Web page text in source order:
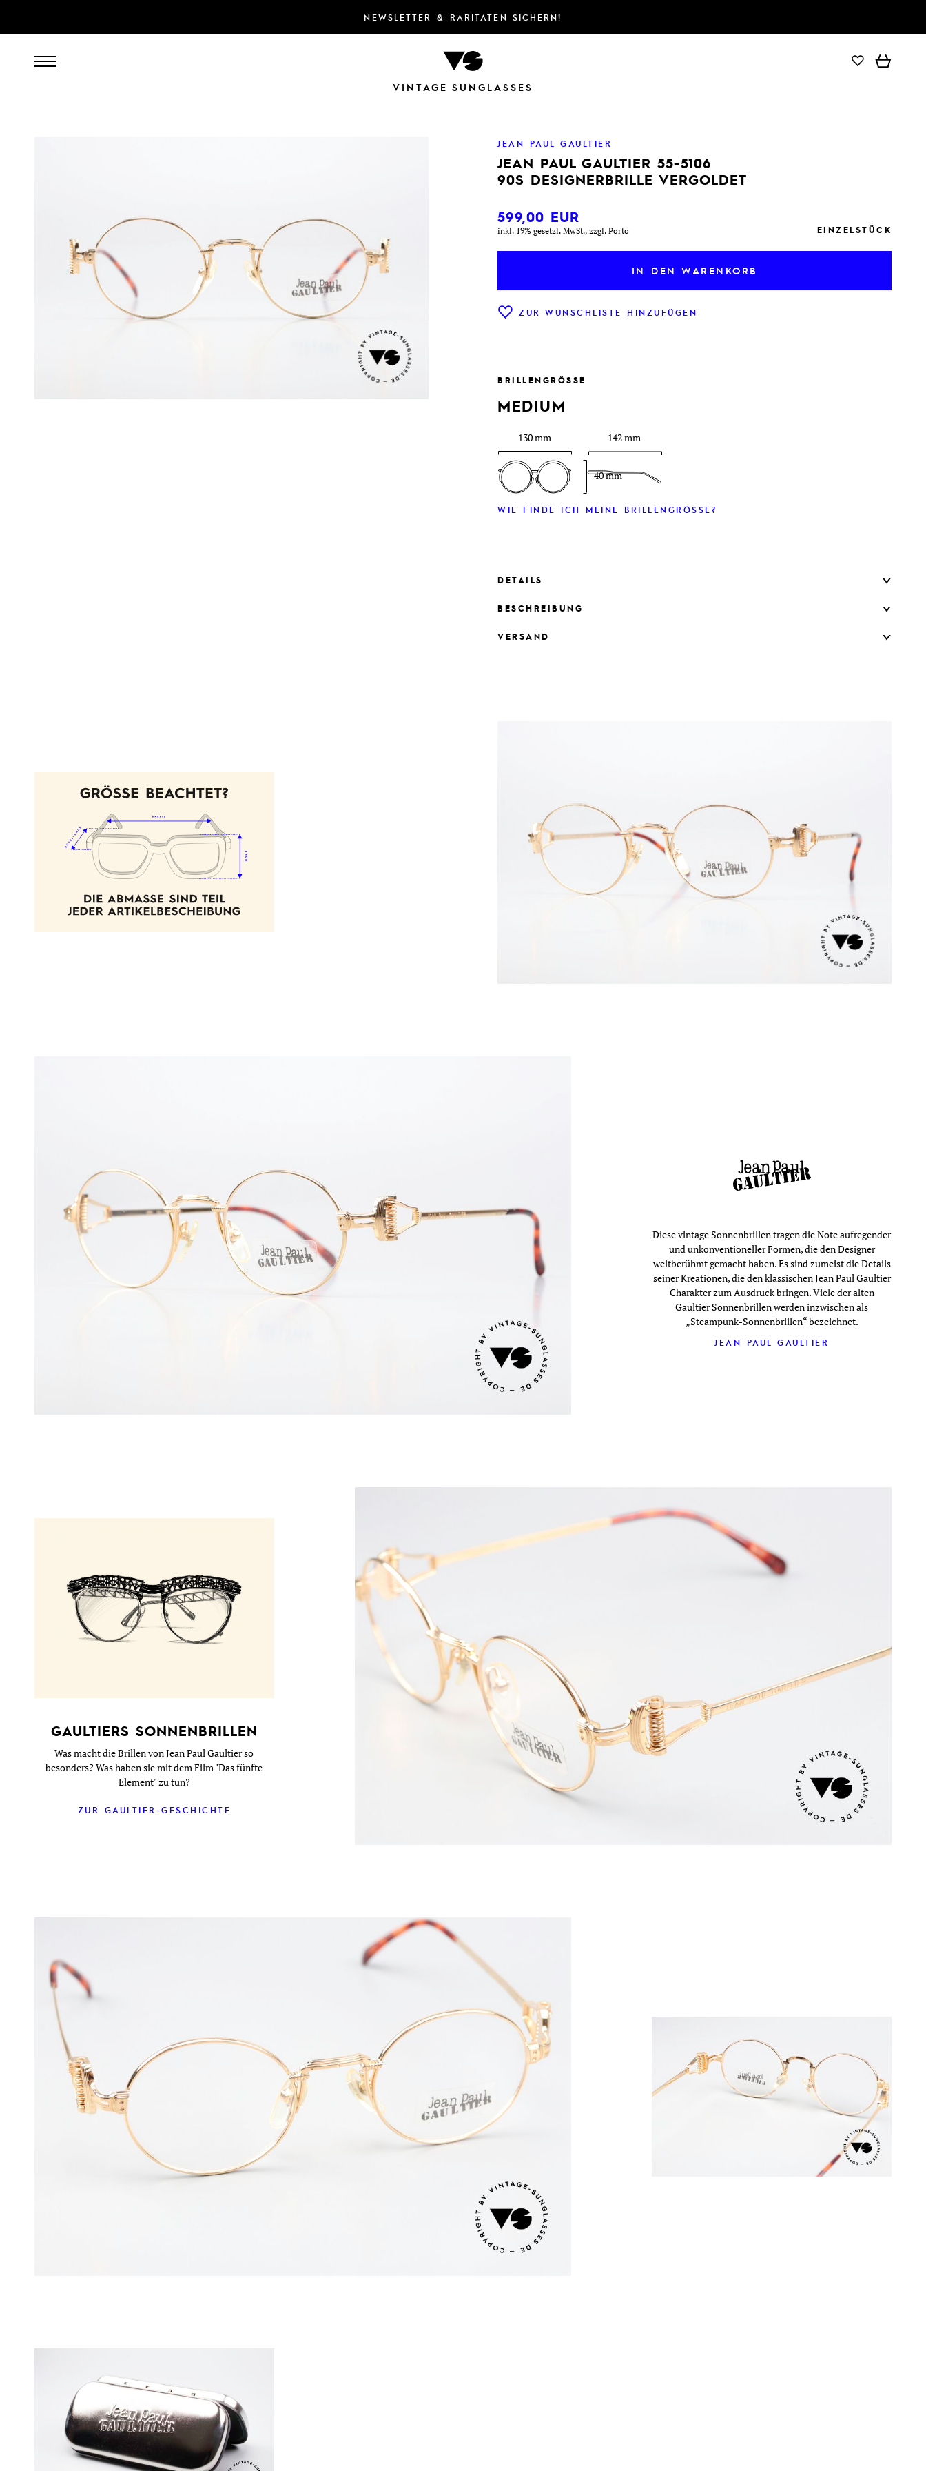
NEWSLETTER & RARITÄTEN SICHERN!
VINTAGE SUNGLASSES
599,00
JEAN PAUL GAULTIER
JEAN PAUL GAULTIER 55-5106
90S DESIGNERBRILLE VERGOLDET
599,00 EUR
inkl. 19% gesetzl. MwSt., zzgl. Porto EINZELSTÜCK
IN DEN WARENKORB
ZUR WUNSCHLISTE HINZUFÜGEN
BRILLENGRÖSSE
MEDIUM
130 mm
40 mm
142 mm
WIE FINDE ICH MEINE BRILLENGRÖSSE?
DETAILS
BESCHREIBUNG
VERSAND
Diese vintage Sonnenbrillen tragen die Note aufregender
und unkonventioneller Formen, die den Designer
weltberühmt gemacht haben. Es sind zumeist die Details
seiner Kreationen, die den klassischen Jean Paul Gaultier
Charakter zum Ausdruck bringen. Viele der alten
Gaultier Sonnenbrillen werden inzwischen als
„Steampunk-Sonnenbrillen“ bezeichnet.
JEAN PAUL GAULTIER
GAULTIERS SONNENBRILLEN
Was macht die Brillen von Jean Paul Gaultier so
besonders? Was haben sie mit dem Film "Das fünfte
Element" zu tun?
ZUR GAULTIER-GESCHICHTE